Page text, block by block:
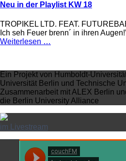
Neu in der Playlist KW 18
TROPIKEL LTD. FEAT.
Ich seh Feuer brenn´ in ihren
Weiterlesen …
Ein Projekt von Humboldt-
Universität Berlin und Technische
Zusammenarbeit mit ALEX Berlin
die Berlin University Alliance
im Livestream